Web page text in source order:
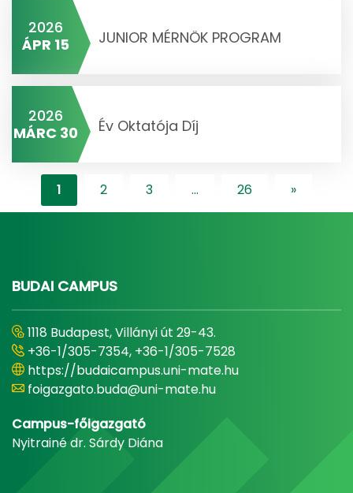
2026
ÁPR 15
JUNIOR MÉRNÖK PROGRAM
2026
MÁRC 30
Év Oktatója Díj
1 2 3 ... 26 »
BUDAI CAMPUS
1118 Budapest, Villányi út 29-43.
+36-1/305-7354, +36-1/305-7528
https://budaicampus.uni-mate.hu
foigazgato.buda@uni-mate.hu
Campus-főigazgató
Nyitrainé dr. Sárdy Diána